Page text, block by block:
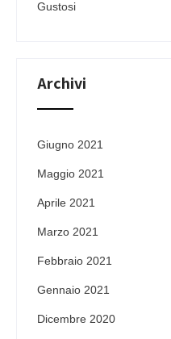
Gustosi
Archivi
Giugno 2021
Maggio 2021
Aprile 2021
Marzo 2021
Febbraio 2021
Gennaio 2021
Dicembre 2020